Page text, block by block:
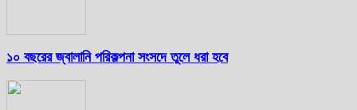
১০ বছরের জ্বালানি পরিকল্পনা সংসদে তুলে ধরা হবে